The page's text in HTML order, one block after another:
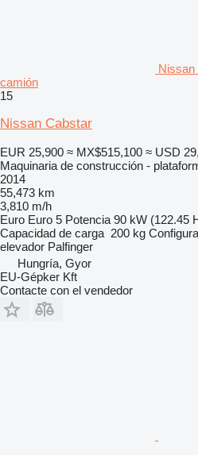
Nissan
camión
15
Nissan Cabstar
EUR 25,900 ≈ MX$515,100 ≈ USD
Maquinaria de construcción -
2014
55,473 km
3,810 m/h
Euro Euro 5 Potencia 90 kW (122.45
Capacidad de carga 200 kg
elevador Palfinger
Hungría, Gyor
EU-Gépker Kft
Contacte con el vendedor